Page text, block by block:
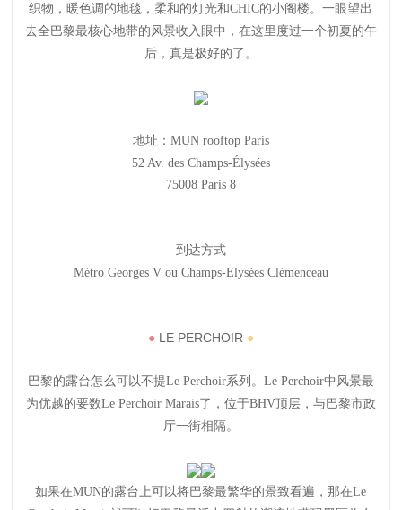
织物，暖色调的地毯，柔和的灯光和CHIC的小阁楼。一眼望出
去全巴黎最核心地带的风景收入眼中，在这里度过一个初夏的午
后，真是极好的了。
地址：MUN rooftop Paris
52 Av. des Champs-Élysées
75008 Paris 8
到达方式
Métro Georges V ou Champs-Elysées Clémenceau
● LE PERCHOIR ●
巴黎的露台怎么可以不提Le Perchoir系列。Le Perchoir中风景最
为优越的要数Le Perchoir Marais了，位于BHV顶层，与巴黎市政
厅一街相隔。
如果在MUN的露台上可以将巴黎最繁华的景致看遍，那在Le